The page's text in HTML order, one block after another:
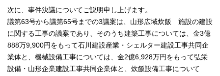
次に、事件決議についてご説明申し上げます。
議第63号から議第65号までの3議案は、山形広域炊飯 施設の建設
に関する工事の議案であり、そのうち建築工事については、金3億
888万9,900円をもって石川建設産業・シェルター建設工事共同企
業体と、機械設備工事については、金2億6,928万円をもって弘栄
設備・山形企業建設工事共同企業体と、炊飯設備工事について